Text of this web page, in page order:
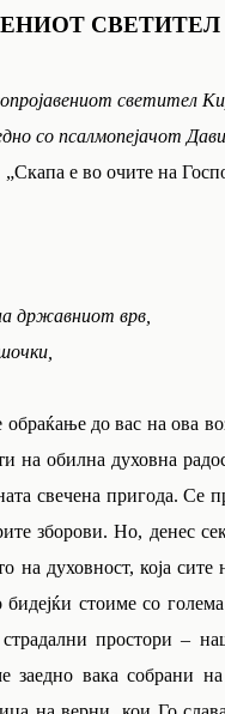
светител
со псалмопејачот
„Скапа е во очите на
државниот врв,
до вас на ова
обилна духовна
свечена пригода. Се
зборови. Но, денес
духовност, која сите
бидејќи стоиме со
простори –
заедно вака собрани